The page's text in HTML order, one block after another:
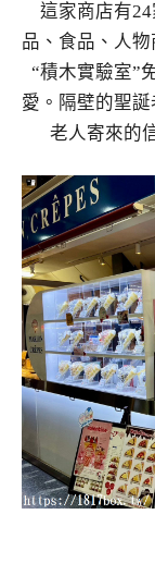
這家商店有
品、食品、人
“積木實驗室”
愛。隔壁的聖
老人寄來的